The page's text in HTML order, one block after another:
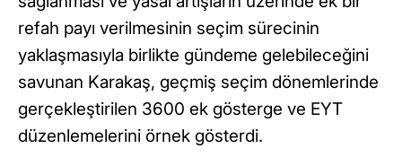
refah payı verilmesinin seçim sürecinin
yaklaşmasıyla birlikte gündeme gelebileceğini
savunan Karakaş, geçmiş seçim dönemlerinde
gerçekleştirilen 3600 ek gösterge ve EYT
düzenlemelerini örnek gösterdi.